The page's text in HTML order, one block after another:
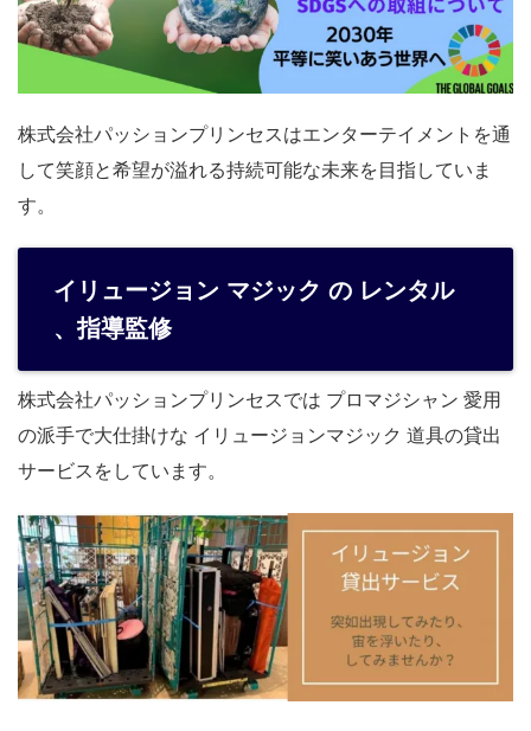
株式会社パッションプリンセスはエンターテイメントを通
して笑顔と希望が溢れる持続可能な未来を目指していま
す。
イリュージョン マジック の レンタル
、指導監修
株式会社パッションプリンセスでは プロマジシャン 愛用
の派手で大仕掛けな イリュージョンマジック 道具の貸出
サービスをしています。